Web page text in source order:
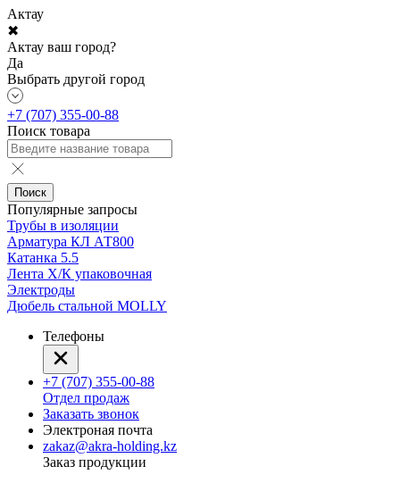
Актау
✖
Актау ваш город?
Да
Выбрать другой город
+7 (707) 355-00-88
Поиск товара
Поиск
Популярные запросы
Трубы в изоляции
Арматура КЛ АТ800
Катанка 5.5
Лента Х/К упаковочная
Электроды
Дюбель стальной MOLLY
Телефоны
+7 (707) 355-00-88
Отдел продаж
Заказать звонок
Электроная почта
zakaz@akra-holding.kz
Заказ продукции